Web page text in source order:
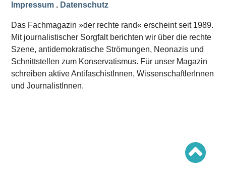
Ausgaben Übersicht
Ausgabe 221
Ausgabe 220
Ausgabe 219
Ausgabe 217
Ausgabe 216
Impressum . Datenschutz
Das Fachmagazin »der rechte rand« erscheint seit 1989.
Mit journalistischer Sorgfalt berichten wir über die rechte
Szene, antidemokratische Strömungen, Neonazis und
Schnittstellen zum Konservatismus. Für unser Magazin
schreiben aktive AntifaschistInnen, WissenschaftlerInnen
und JournalistInnen.